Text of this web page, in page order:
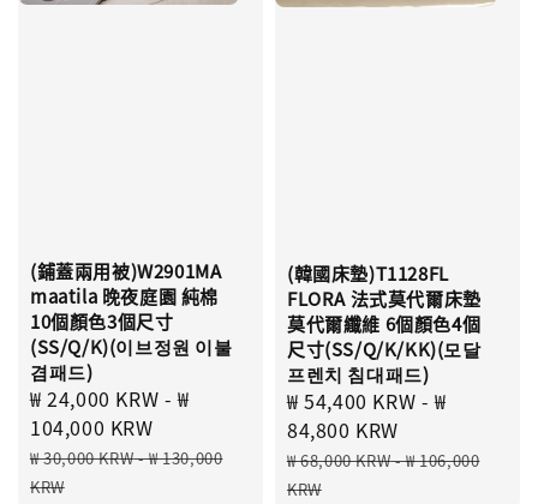
(鋪蓋兩用被)W2901MA
maatila 晚夜庭園 純棉
10個顏色3個尺寸
(SS/Q/K)(이브정원 이불
겸패드)
Sale
price
₩ 24,000 KRW -₩
104,000 KRW
Regular
price
₩ 30,000 KRW-₩ 130,000
KRW
(韓國床墊)T1128FL
FLORA 法式莫代爾床墊
莫代爾纖維 6個顏色4個
尺寸(SS/Q/K/KK)(모달
프렌치 침대패드)
Sale
price
₩ 54,400 KRW -₩
84,800 KRW
Regular
price
₩ 68,000 KRW-₩ 106,000
KRW